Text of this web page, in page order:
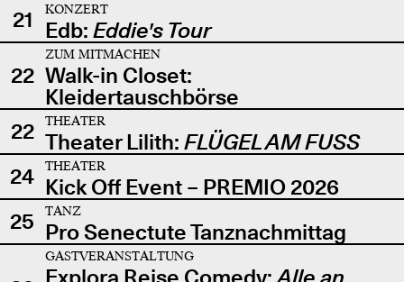
21
KONZERT
Edb: Eddie's Tour
22
ZUM MITMACHEN
Walk-in Closet:
Kleidertauschbörse
22
THEATER
Theater Lilith: FLÜGEL AM FUSS
24
THEATER
Kick Off Event – PREMIO 2026
25
TANZ
Pro Senectute Tanznachmittag
GASTVERANSTALTUNG